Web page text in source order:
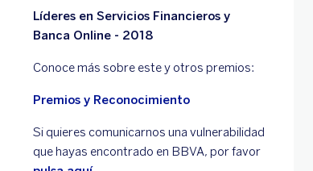
Líderes en Servicios Financieros y
Banca Online - 2018
Conoce más sobre este y otros premios:
Premios y Reconocimiento
Si quieres comunicarnos una vulnerabilidad
que hayas encontrado en BBVA, por favor